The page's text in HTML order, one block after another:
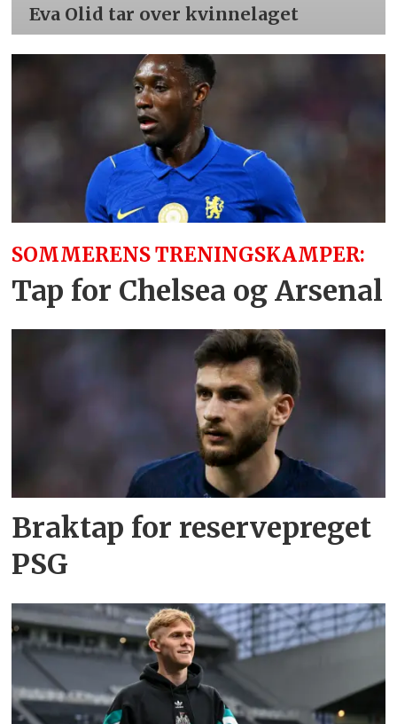
Eva Olid tar over kvinnelaget
SOMMERENS TRENINGSKAMPER:
Tap for Chelsea og Arsenal
Braktap for reservepreget
PSG